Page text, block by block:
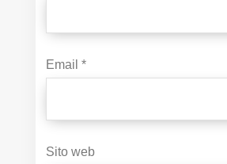
Email*
Sito web